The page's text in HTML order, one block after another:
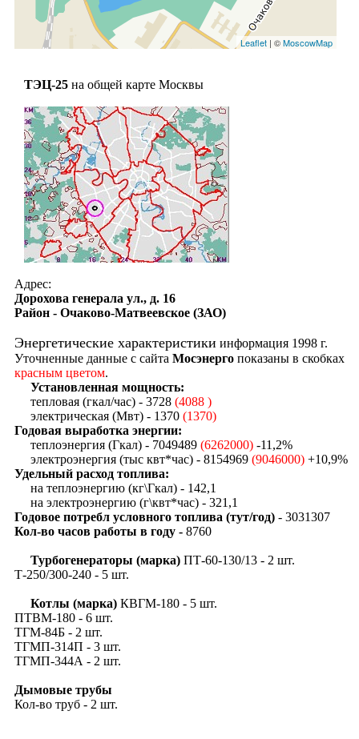
Leaflet | ©MoscowMap
ТЭЦ-25 на общей карте Москвы
Адрес:
Дорохова генерала ул., д. 16
Район - Очаково-Матвеевское (ЗАО)
Энергетические характеристики информация 1998 г.
Уточненные данные с сайта Мосэнерго показаны в скобках
красным цветом.
Установленная мощность:
тепловая (гкал/час) - 3728 (4088 )
электрическая (Мвт) - 1370 (1370)
Годовая выработка энергии:
теплоэнергия (Гкал) - 7049489 (6262000) -11,2%
электроэнергия (тыс квт*час) - 8154969 (9046000) +10,9%
Удельный расход топлива:
на теплоэнергию (кг\Гкал) - 142,1
на электроэнергию (г\квт*час) - 321,1
Годовое потребл условного топлива (тут/год) - 3031307
Кол-во часов работы в году - 8760
Турбогенераторы (марка) ПТ-60-130/13 - 2 шт.
Т-250/300-240 - 5 шт.
Котлы (марка) КВГМ-180 - 5 шт.
ПТВМ-180 - 6 шт.
ТГМ-84Б - 2 шт.
ТГМП-314П - 3 шт.
ТГМП-344А - 2 шт.
Дымовые трубы
Кол-во труб - 2 шт.